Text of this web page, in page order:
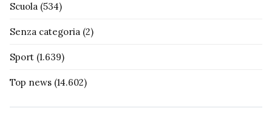
Scuola (534)
Senza categoria (2)
Sport (1.639)
Top news (14.602)